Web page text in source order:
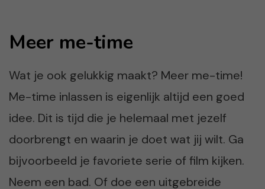
Meer me-time
Wat je ook gelukkig maakt? Meer me-time!
Me-time inlassen is eigenlijk altijd een goed
idee. Dit is tijd die je helemaal met jezelf
doorbrengt en waarin je doet wat jij wilt. Ga
bijvoorbeeld je favoriete serie of film kijken.
Neem een bad. Of doe een uitgebreide